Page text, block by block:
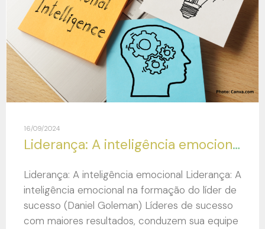
16/09/2024
Liderança: A inteligência emocional na formação do líder de sucesso (Daniel Goleman)
Liderança: A inteligência emocional Liderança: A
inteligência emocional na formação do líder de
sucesso (Daniel Goleman) Líderes de sucesso
com maiores resultados, conduzem sua equipe